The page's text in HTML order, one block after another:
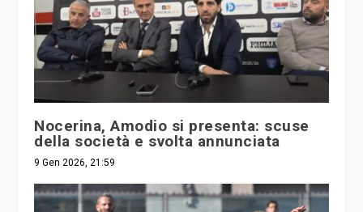
Nocerina, Amodio si presenta: scuse
della società e svolta annunciata